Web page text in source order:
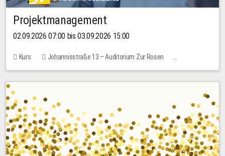
Projektmanagement
02.09.2026 07:00 bis 03.09.2026 15:00
Kurs
Johannisstraße 13 – Auditorium Zur Rosen
Keine freien Plätze
30,00 EUR